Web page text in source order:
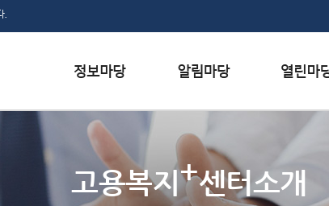
서식자료실
채용정보
인재정보
행사일정
공지사항
홍보/보도자료실
자주하는
질문하기
칭찬하기
고용복지+센터소개